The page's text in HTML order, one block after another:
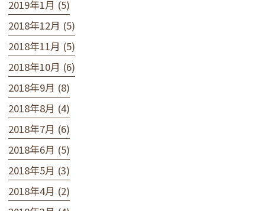
2019年1月 (5)
2018年12月 (5)
2018年11月 (5)
2018年10月 (6)
2018年9月 (8)
2018年8月 (4)
2018年7月 (6)
2018年6月 (5)
2018年5月 (3)
2018年4月 (2)